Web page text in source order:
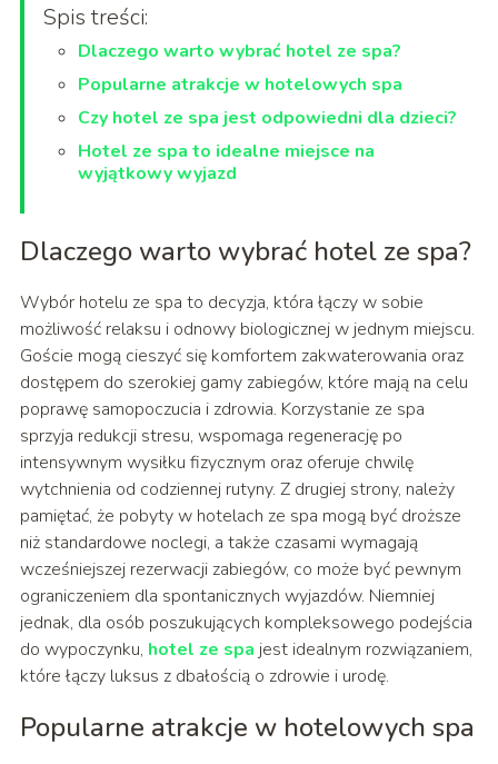
Spis treści:
Dlaczego warto wybrać hotel ze spa?
Popularne atrakcje w hotelowych spa
Czy hotel ze spa jest odpowiedni dla dzieci?
Hotel ze spa to idealne miejsce na
wyjątkowy wyjazd
Dlaczego warto wybrać hotel ze spa?
Wybór hotelu ze spa to decyzja, która łączy w sobie
możliwość relaksu i odnowy biologicznej w jednym miejscu.
Goście mogą cieszyć się komfortem zakwaterowania oraz
dostępem do szerokiej gamy zabiegów, które mają na celu
poprawę samopoczucia i zdrowia. Korzystanie ze spa
sprzyja redukcji stresu, wspomaga regenerację po
intensywnym wysiłku fizycznym oraz oferuje chwilę
wytchnienia od codziennej rutyny. Z drugiej strony, należy
pamiętać, że pobyty w hotelach ze spa mogą być droższe
niż standardowe noclegi, a także czasami wymagają
wcześniejszej rezerwacji zabiegów, co może być pewnym
ograniczeniem dla spontanicznych wyjazdów. Niemniej
jednak, dla osób poszukujących kompleksowego podejścia
do wypoczynku, hotel ze spa jest idealnym rozwiązaniem,
które łączy luksus z dbałością o zdrowie i urodę.
Popularne atrakcje w hotelowych spa